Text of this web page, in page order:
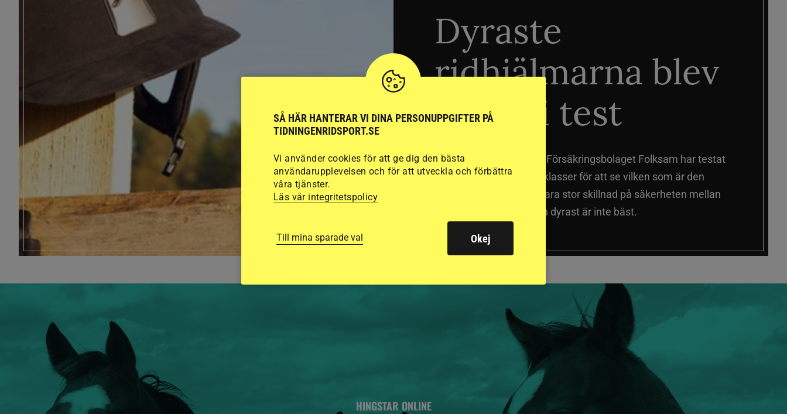
Dyraste
ridhjälmarna blev
sämst i test
Stort test av ridhjälmar Försäkringsbolaget Folksam har testat
15 ridhjälmar i olika prisklasser för att se vilken som är den
säkraste. Det visar sig vara stor skillnad på säkerheten mellan
de olika hjälmarna – och dyrast är inte bäst.
HINGSTAR ONLINE
SÅ HÄR HANTERAR VI DINA PERSONUPPGIFTER PÅ
TIDNINGENRIDSPORT.SE
Vi använder cookies för att ge dig den bästa
användarupplevelsen och för att utveckla och förbättra
våra tjänster.
Läs vår integritetspolicy
Till mina sparade val Okej